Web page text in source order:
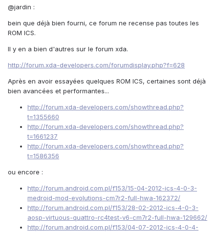
@jardin :
bein que déjà bien fourni, ce forum ne recense pas toutes les
ROM ICS.
Il y en a bien d'autres sur le forum xda.
http://forum.xda-developers.com/forumdisplay.php?f=628
Après en avoir essayées quelques ROM ICS, certaines sont déjà
bien avancées et performantes...
http://forum.xda-developers.com/showthread.php?
t=1355660
http://forum.xda-developers.com/showthread.php?
t=1661237
http://forum.xda-developers.com/showthread.php?
t=1586356
ou encore :
http://forum.android.com.pl/f153/15-04-2012-ics-4-0-3-
medroid-mod-evolutions-cm7r2-full-hwa-162372/
http://forum.android.com.pl/f153/28-02-2012-ics-4-0-3-
aosp-virtuous-quattro-rc4test-v6-cm7r2-full-hwa-129662/
http://forum.android.com.pl/f153/04-07-2012-ics-4-0-4-